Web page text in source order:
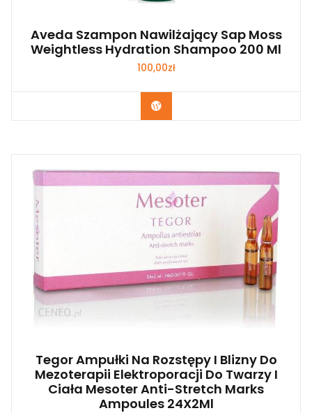
Aveda Szampon Nawilżający Sap Moss
Weightless Hydration Shampoo 200 Ml
100,00zł
Zobacz
Tegor Ampułki Na Rozstępy I Blizny Do
Mezoterapii Elektroporacji Do Twarzy I
Ciała Mesoter Anti-Stretch Marks
Ampoules 24X2Ml